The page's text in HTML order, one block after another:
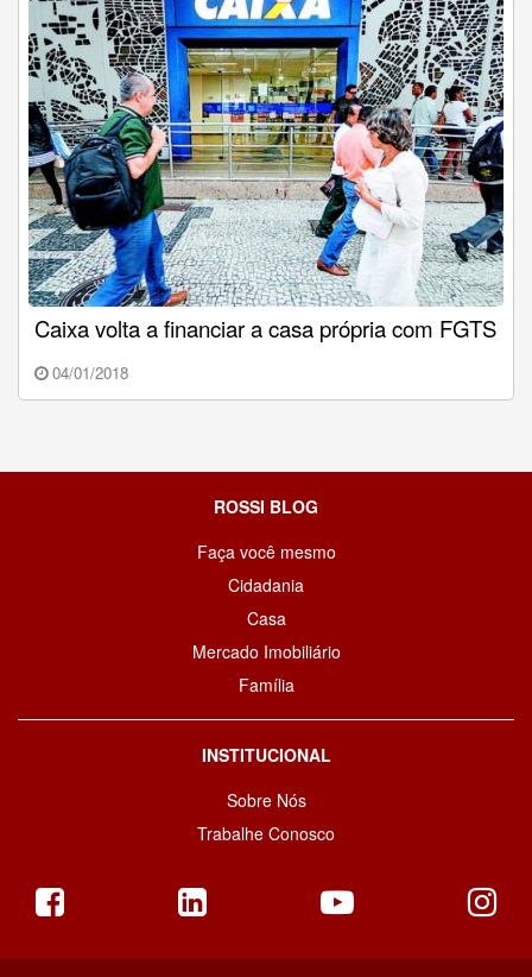
Caixa volta a financiar a casa própria com FGTS
04/01/2018
ROSSI BLOG
Faça você mesmo
Cidadania
Casa
Mercado Imobiliário
Família
INSTITUCIONAL
Sobre Nós
Trabalhe Conosco